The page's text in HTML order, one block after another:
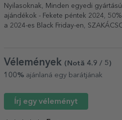
Nyilasoknak
Minden egyedi
ajándékok - Fekete péntek 2024
a 2024-es Black Friday-en
Vélemények (Notă 4.9 / 5 )
100% ajánlaná egy barátjának
Írj egy véleményt